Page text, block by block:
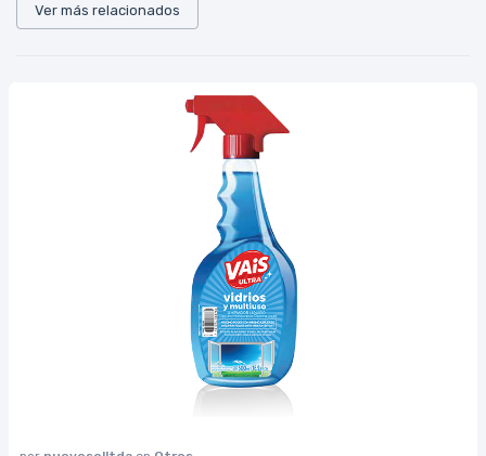
Ver más relacionados